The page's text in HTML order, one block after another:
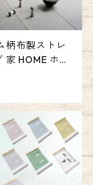
柄布製ストレ
家 HOME ホー
もちゃ入れ お
ト プレゼント
タイル emilyst